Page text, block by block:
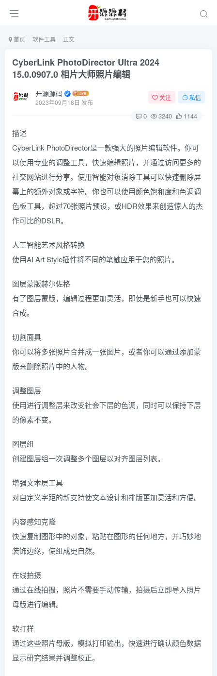
首页 软件工具 正文
Cyber​​Link PhotoDirector Ultra 2024
15.0.0907.0 相片大师照片编辑
开源源码
2023年09月18日 发布
关注 私信
0 3240 1144
描述
CyberLink PhotoDirector是一款强大的照片编辑软件。你可
以使用专业的调整工具，快速编辑照片，并通过访问更多的
社交网站进行分享。使用智能对象消除工具可以快速删除屏
幕上的额外对象或字符。你也可以使用颜色饱和度和色调调
色板工具，超过70张照片预设，或HDR效果来创造惊人的杰
作可比的DSLR。
人工智能艺术风格转换
使用AI Art Style插件将不同的笔触应用于您的照片。
图层蒙版赫尔佐格
有了图层蒙版，编辑过程更加灵活，即使是新手也可以快速
合成。
切割面具
你可以将多张照片合并成一张图片，或者你可以通过添加蒙
版来删除照片中的人物。
调整图层
使用进行调整层来改变社会下层的色调，同时可以保持下层
的像素不变。
图层组
创建图层组一次调整多个图层以对齐图层列表。
增强文本层工具
对自定义字距的新支持使文本设计和排版更加灵活和方便。
内容感知克隆
快速复制图形中的对象，粘贴在图形的任何地方，并巧妙地
装饰边缘，使组成更自然。
在线拍摄
通过在线拍摄，照片不需要手动传输，拍摄后立即导入照片
母版进行编辑。
软打样
通过这些照片母版，模拟打印输出，快速进行确认颜色数据
显示研究结果并调整校正。